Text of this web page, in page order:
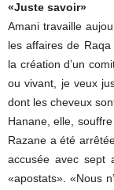
«Juste savoir»
Amani travaille
les affaires de
la création d’un
ou vivant, je veux
dont les cheveux
Hanane, elle,
Razane a été
accusée avec sept
«apostats». «Nous